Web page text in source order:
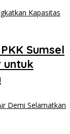
Sumsel
untuk